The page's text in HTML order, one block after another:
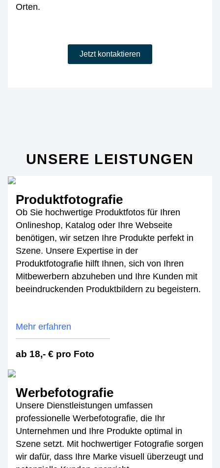
Orten.
Jetzt kontaktieren
UNSERE LEISTUNGEN
Produktfotografie
Ob Sie hochwertige Produktfotos für Ihren
Onlineshop, Katalog oder Ihre Webseite
benötigen, wir setzen Ihre Produkte perfekt in
Szene. Unsere Expertise in der
Produktfotografie hilft Ihnen, sich von Ihren
Mitbewerbern abzuheben und Ihre Kunden mit
beeindruckenden Produktbildern zu begeistern.
Mehr erfahren
ab 18,- € pro Foto
Werbefotografie
Unsere Dienstleistungen umfassen
professionelle Werbefotografie, die Ihr
Unternehmen und Ihre Produkte optimal in
Szene setzt. Mit hochwertiger Fotografie sorgen
wir dafür, dass Ihre Marke visuell überzeugt und